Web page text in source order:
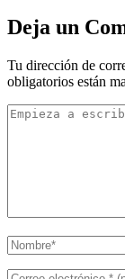
Deja un
Tu dirección de
obligatorios están